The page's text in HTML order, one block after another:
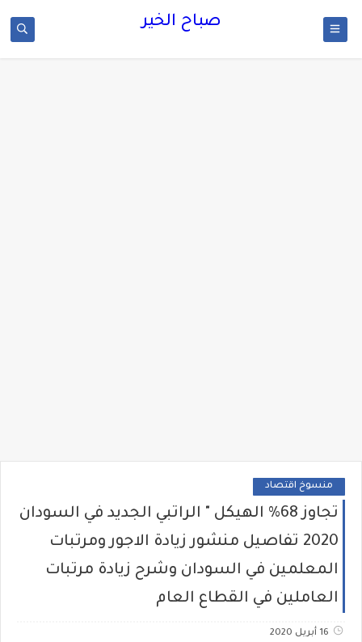
صباح الخير
منسوخ اقتصاد
تجاوز 68% الهيكل " الراتبي الجديد في السودان
2020 تفاصيل منشور زيادة الاجور ومرتبات
المعلمين في السودان وشرح زيادة مرتبات
العاملين في القطاع العام
16 أبريل 2020